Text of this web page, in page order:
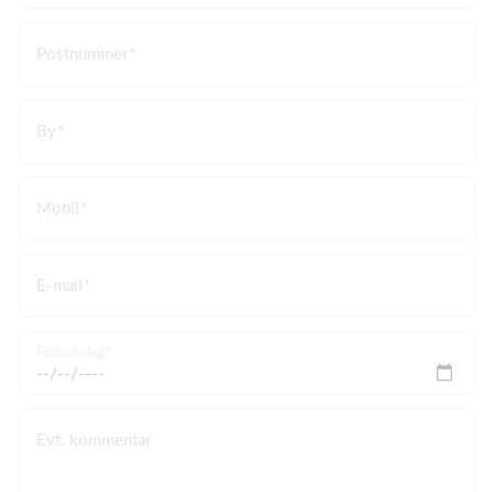
Postnummer
By
Mobil
E-mail
Evt. kommentar